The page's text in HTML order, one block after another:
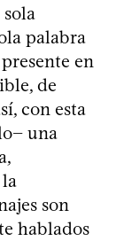
palabra
en
de
con esta
una
son
hablados